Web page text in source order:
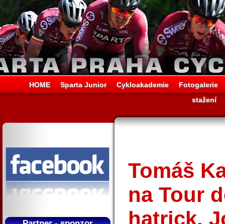
HOME Sparta Junior Cykloakademie
Fotogalerie
stažení
Tomáš
na Tour
hatrick.